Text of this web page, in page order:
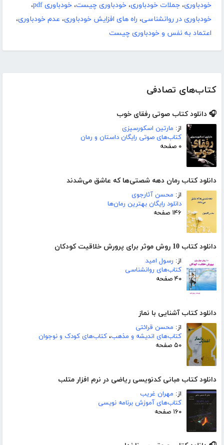
کتاب‌های تصادفی
🎧 دانلود کتاب صوتی رفقای خوب
از: مارتین اسکورسیزی
کتاب‌های صوتی رایگان داستان و رمان
۰ صفحه
دانلود کتاب رمان دهه شصتی‌ها که عاشق می‌شدند
از: محسن آثارجوی
دانلود رایگان بهترین رمان‌ها
۱۴۶ صفحه
دانلود کتاب 10 روش موثر برای پرورش خلاقیت کودکان
از: رسول امید
کتاب‌های روانشناسی
۴۰ صفحه
دانلود کتاب آشنایی با نماز
از: محسن قرائتی
کتاب‌های اندیشه و مذهب، کتاب‌های کودک و نوجوان
۵۰ صفحه
دانلود کتاب مبانی کدنویسی ریاضی در نرم افزار متلب
از: مهران غریب
کتاب‌های آموزش برنامه نویسی
۱۶۰ صفحه
خودباوری، جملات خودباوری، خودباوری چیست، خودباوری pdf
،
خودباوری در روانشناسی، راه های افزایش خودباوری، عدم خودباوری،
اعتماد به نفس و خودباوری چیست